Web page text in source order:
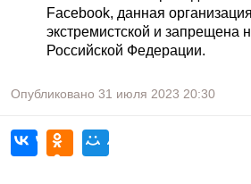
Facebook, данная
экстремистской и запрещена
Российской Федерации.
Опубликовано 31 июля 2023 20:30